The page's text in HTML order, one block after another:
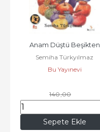
Sepete Ekle
Anam Düştü Beşikten
Semiha Türkyılmaz
Bu Yayınevi
140,00
119,00